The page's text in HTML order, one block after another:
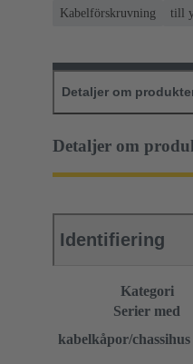
Kabelförskruvning till
Detaljer om
Detaljer om
Identifiering
Kategori
Serier med
kabelkåpor/chassihus